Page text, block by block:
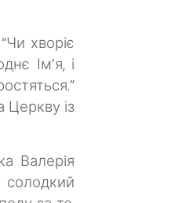
хворіє
Ім’я, і
Церкву із
Валерія